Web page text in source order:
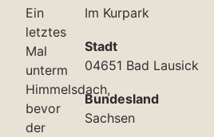
Ein
letztes
Mal
unterm
Himmelsdach,
bevor
der
Im Kurpark
Stadt
04651 Bad Lausick
Bundesland
Sachsen